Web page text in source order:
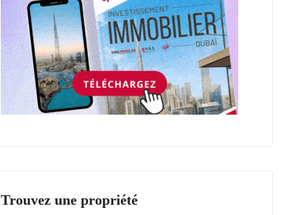
Trouvez une propriété